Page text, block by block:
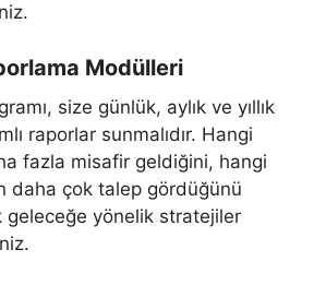
Modülleri
size günlük, aylık ve yıllık
raporlar sunmalıdır. Hangi
fazla misafir geldiğini, hangi
daha çok talep gördüğünü
geleceğe yönelik stratejiler